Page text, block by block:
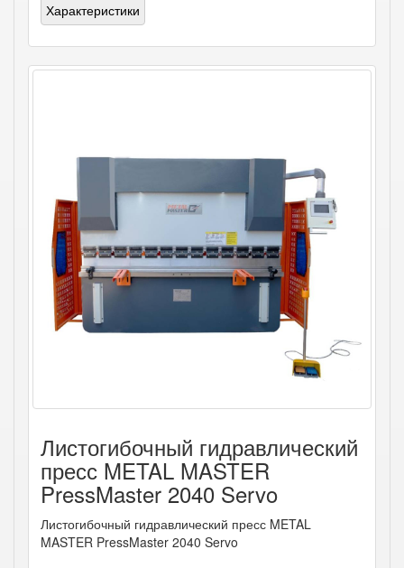
Характеристики
Листогибочный гидравлический
пресс METAL MASTER
PressMaster 2040 Servo
Листогибочный гидравлический пресс METAL
MASTER PressMaster 2040 Servo